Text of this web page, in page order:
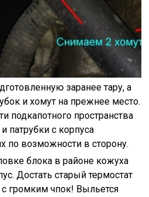
заранее тару, а
и хомут на прежнее место.
подкапотного пространства
патрубки с корпуса
по возможности в сторону.
блока в районе кожуха
Достать старый термостат
громким чпок! Выльется